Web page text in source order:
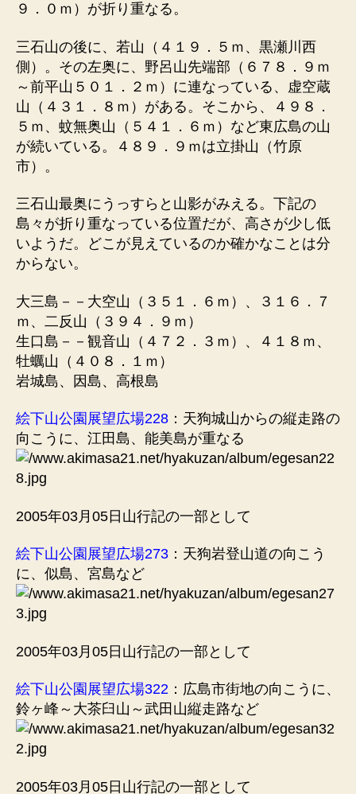
９．０ｍ）が折り重なる。
三石山の後に、若山（４１９．５ｍ、黒瀬川西
側）。その左奥に、野呂山先端部（６７８．９ｍ
～前平山５０１．２ｍ）に連なっている、虚空蔵
山（４３１．８ｍ）がある。そこから、４９８．
５ｍ、蚊無奥山（５４１．６ｍ）など東広島の山
が続いている。４８９．９ｍは立掛山（竹原
市）。
三石山最奥にうっすらと山影がみえる。下記の
島々が折り重なっている位置だが、高さが少し低
いようだ。どこが見えているのか確かなことは分
からない。
大三島－－大空山（３５１．６ｍ）、３１６．７
ｍ、二反山（３９４．９ｍ）
生口島－－観音山（４７２．３ｍ）、４１８ｍ、
牡蠣山（４０８．１ｍ）
岩城島、因島、高根島
絵下山公園展望広場228 ：天狗城山からの縦走路の
向こうに、江田島、能美島が重なる
2005年03月05日山行記の一部として
絵下山公園展望広場273 ：天狗岩登山道の向こう
に、似島、宮島など
2005年03月05日山行記の一部として
絵下山公園展望広場322 ：広島市街地の向こうに、
鈴ヶ峰～大茶臼山～武田山縦走路など
2005年03月05日山行記の一部として